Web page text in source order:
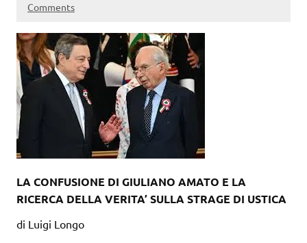
Comments
LA CONFUSIONE DI GIULIANO AMATO E LA
RICERCA DELLA VERITA’ SULLA STRAGE DI USTICA
di Luigi Longo